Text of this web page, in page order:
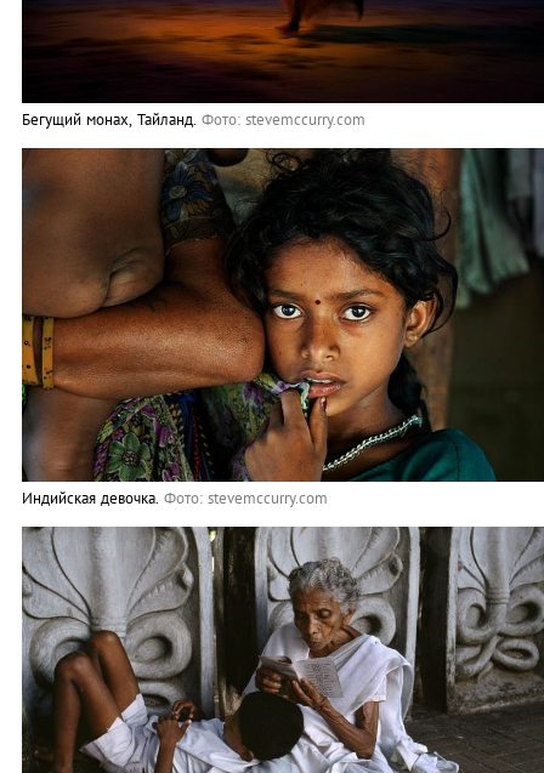
Бегущий монах, Тайланд. Фото: stevemccurry.com
Индийская девочка. Фото: stevemccurry.com